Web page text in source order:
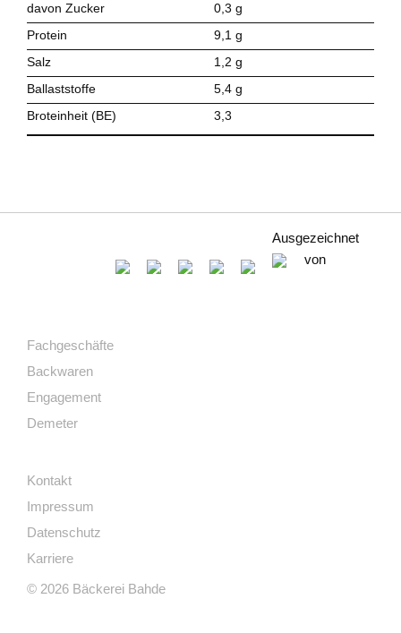
davon Zucker
0,3 g
Protein
9,1 g
Salz
1,2 g
Ballaststoffe
5,4 g
Broteinheit (BE)
3,3
Ausgezeichnet
von
Fachgeschäfte
Backwaren
Engagement
Demeter
Kontakt
Impressum
Datenschutz
Karriere
© 2026 Bäckerei Bahde